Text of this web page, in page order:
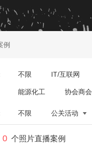
例
不限 IT/互联网
能源化工 协会商会
不限 公关活动
0 个照片直播案例